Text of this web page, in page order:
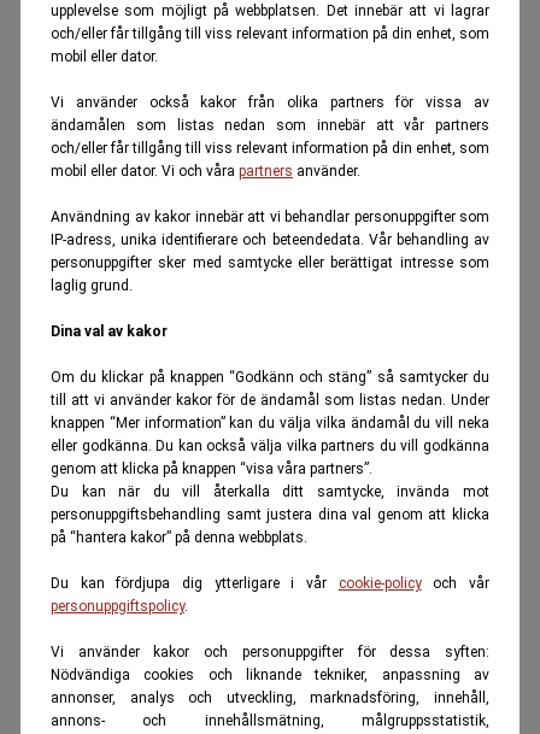
upplevelse som möjligt på webbplatsen. Det innebär att vi lagrar
och/eller får tillgång till viss relevant information på din enhet, som
mobil eller dator.
Vi använder också kakor från olika partners för vissa av
ändamålen som listas nedan som innebär att vår partners
och/eller får tillgång till viss relevant information på din enhet, som
mobil eller dator. Vi och våra partners använder.
Användning av kakor innebär att vi behandlar personuppgifter som
IP-adress, unika identifierare och beteendedata. Vår behandling av
personuppgifter sker med samtycke eller berättigat intresse som
laglig grund.
Dina val av kakor
Om du klickar på knappen “Godkänn och stäng” så samtycker du
till att vi använder kakor för de ändamål som listas nedan. Under
knappen “Mer information” kan du välja vilka ändamål du vill neka
eller godkänna. Du kan också välja vilka partners du vill godkänna
genom att klicka på knappen “visa våra partners”.
Du kan när du vill återkalla ditt samtycke, invända mot
personuppgiftsbehandling samt justera dina val genom att klicka
på “hantera kakor” på denna webbplats.
Du kan fördjupa dig ytterligare i vår cookie-policyoch vår
personuppgiftspolicy.
Vi använder kakor och personuppgifter för dessa syften:
Nödvändiga cookies och liknande tekniker, anpassning av
annonser, analys och utveckling, marknadsföring, innehåll,
annons- och innehållsmätning, målgruppsstatistik,